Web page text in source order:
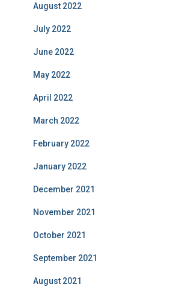
August 2022
July 2022
June 2022
May 2022
April 2022
March 2022
February 2022
January 2022
December 2021
November 2021
October 2021
September 2021
August 2021